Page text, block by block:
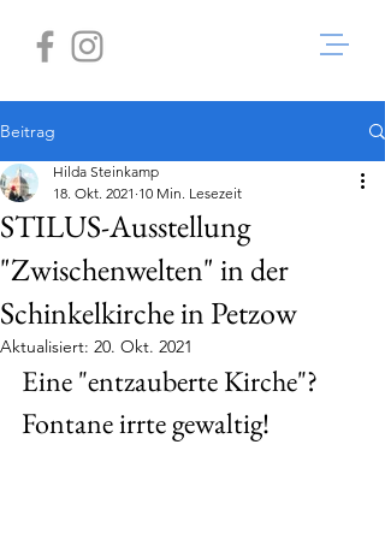
Beitrag
STILUS-Ausstellung
"Zwischenwelten" in der
Schinkelkirche in Petzow
Hilda Steinkamp
18. Okt. 2021 10 Min. Lesezeit
Aktualisiert: 20. Okt. 2021
Eine "entzauberte Kirche"?
Fontane irrte gewaltig!